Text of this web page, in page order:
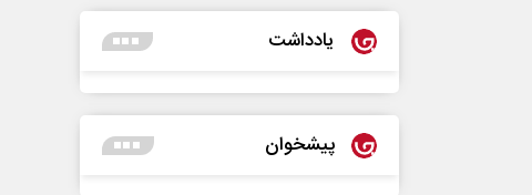
یادداشت
پیشخوان